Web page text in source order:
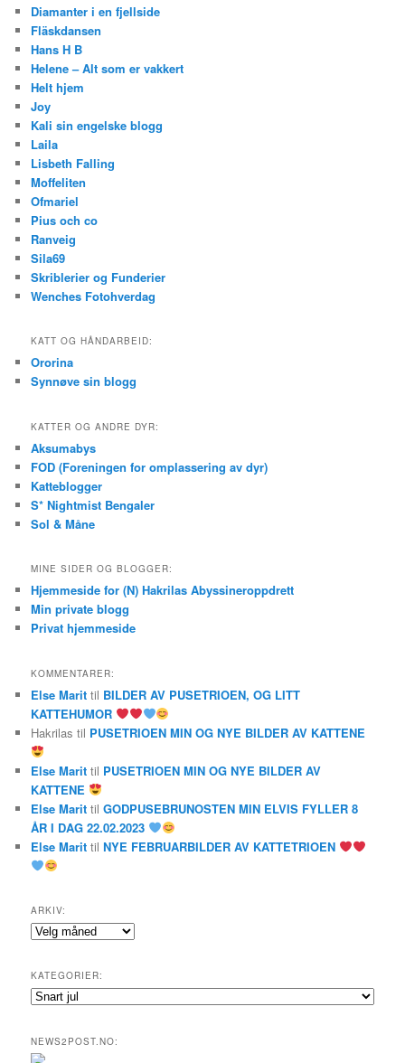
Diamanter i en fjellside
Fläskdansen
Hans H B
Helene – Alt som er vakkert
Helt hjem
Joy
Kali sin engelske blogg
Laila
Lisbeth Falling
Moffeliten
Ofmariel
Pius och co
Ranveig
Sila69
Skriblerier og Funderier
Wenches Fotohverdag
KATT OG HÅNDARBEID:
Ororina
Synnøve sin blogg
KATTER OG ANDRE DYR:
Aksumabys
FOD (Foreningen for omplassering av dyr)
Katteblogger
S* Nightmist Bengaler
Sol & Måne
MINE SIDER OG BLOGGER:
Hjemmeside for (N) Hakrilas Abyssineroppdrett
Min private blogg
Privat hjemmeside
KOMMENTARER:
Else Marit til BILDER AV PUSETRIOEN, OG LITT
KATTEHUMOR
Hakrilas til PUSETRIOEN MIN OG NYE BILDER AV KATTENE
Else Marit til PUSETRIOEN MIN OG NYE BILDER AV
KATTENE
Else Marit tilGODPUSEBRUNOSTEN MIN ELVIS FYLLER 8
ÅR I DAG 22.02.2023
Else Marit tilNYE FEBRUARBILDER AV KATTETRIOEN
ARKIV:
Arkiv:
KATEGORIER:
Kategorier:
NEWS2POST.NO: